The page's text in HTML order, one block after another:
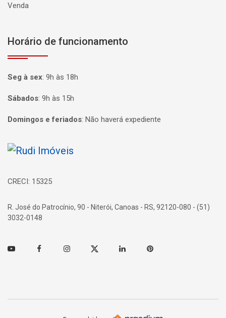
Venda
Horário de funcionamento
Seg à sex: 9h às 18h
Sábados: 9h às 15h
Domingos e feriados: Não haverá expediente
Página inicial
CRECI: 15325
R. José do Patrocínio, 90 - Niterói, Canoas - RS, 92120-080 - (51)
3032-0148
Youtube FacebookInstagramTwitter Linkedin Pinterest